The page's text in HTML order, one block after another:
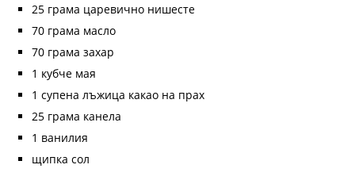
25 грама царевично нишесте
70 грама масло
70 грама захар
1 кубче мая
1 супена лъжица какао на прах
25 грама канела
1 ванилия
щипка сол